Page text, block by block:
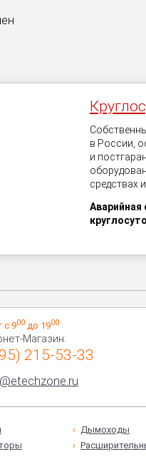
в России,
и
средствах
Аварийная
с 900до 1900
Магазин:
215-53-33
Дымоходы